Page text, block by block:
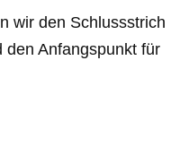
wir den Schlussstrich
den Anfangspunkt für